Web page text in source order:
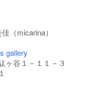
（micarina）
gallery
ヶ谷１－１１－３